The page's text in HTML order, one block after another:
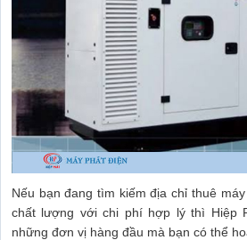
Nếu bạn đang tìm kiếm địa chỉ thuê máy
chất lượng với chi phí hợp lý thì Hiệp
những đơn vị hàng đầu mà bạn có thể